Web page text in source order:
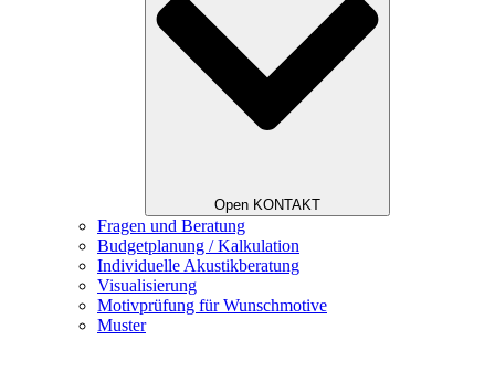
Open KONTAKT
Fragen und Beratung
Budgetplanung / Kalkulation
Individuelle Akustikberatung
Visualisierung
Motivprüfung für Wunschmotive
Muster